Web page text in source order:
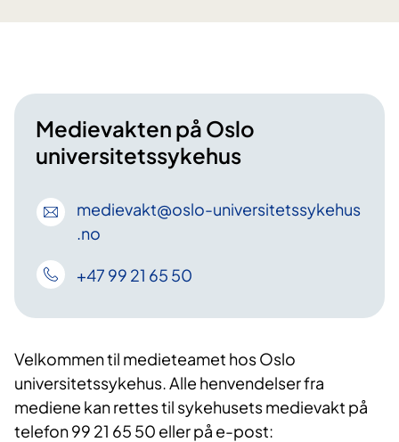
Medievakten på Oslo
universitetssykehus
medievakt@oslo-universitetssykehus
.no
+47 99 21 65 50
Velkommen til medieteamet hos Oslo
universitetssykehus. Alle henvendelser fra
mediene kan rettes til sykehusets medievakt på
telefon 99 21 65 50 eller på e-post: